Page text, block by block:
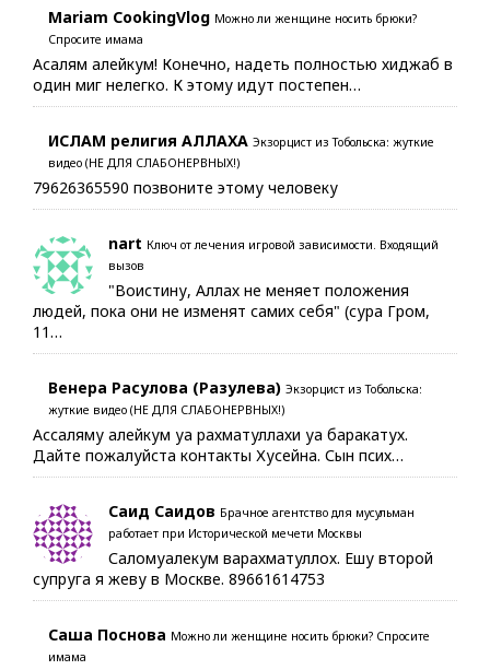
Mariam CookingVlog Можно ли женщине носить брюки?
Спросите имама
Асалям алейкум! Конечно, надеть полностью хиджаб в
один миг нелегко. К этому идут постепен…
ИСЛАМ религия АЛЛАХА Экзорцист из Тобольска: жуткие
видео (НЕ ДЛЯ СЛАБОНЕРВНЫХ!)
79626365590 позвоните этому человеку
nart Ключ от лечения игровой зависимости. Входящий
вызов
"Воистину, Аллах не меняет положения
людей, пока они не изменят самих себя" (сура Гром,
11…
Венера Расулова (Разулева) Экзорцист из Тобольска:
жуткие видео (НЕ ДЛЯ СЛАБОНЕРВНЫХ!)
Ассаляму алейкум уа рахматуллахи уа баракатух.
Дайте пожалуйста контакты Хусейна. Сын псих…
Саид Саидов Брачное агентство для мусульман
работает при Исторической мечети Москвы
Саломуалекум варахматуллох. Ешу второй
супруга я жеву в Москве. 89661614753
Саша Поснова Можно ли женщине носить брюки? Спросите
имама